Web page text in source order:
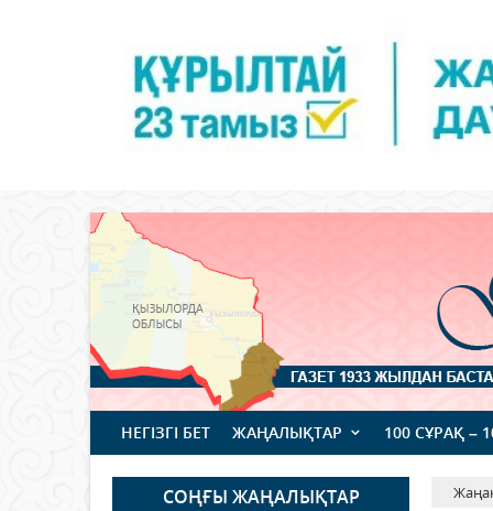
НЕГІЗГІ БЕТ ЖАҢАЛЫҚТАР 100 СҰРАҚ –
СОҢҒЫ ЖАҢАЛЫҚТАР